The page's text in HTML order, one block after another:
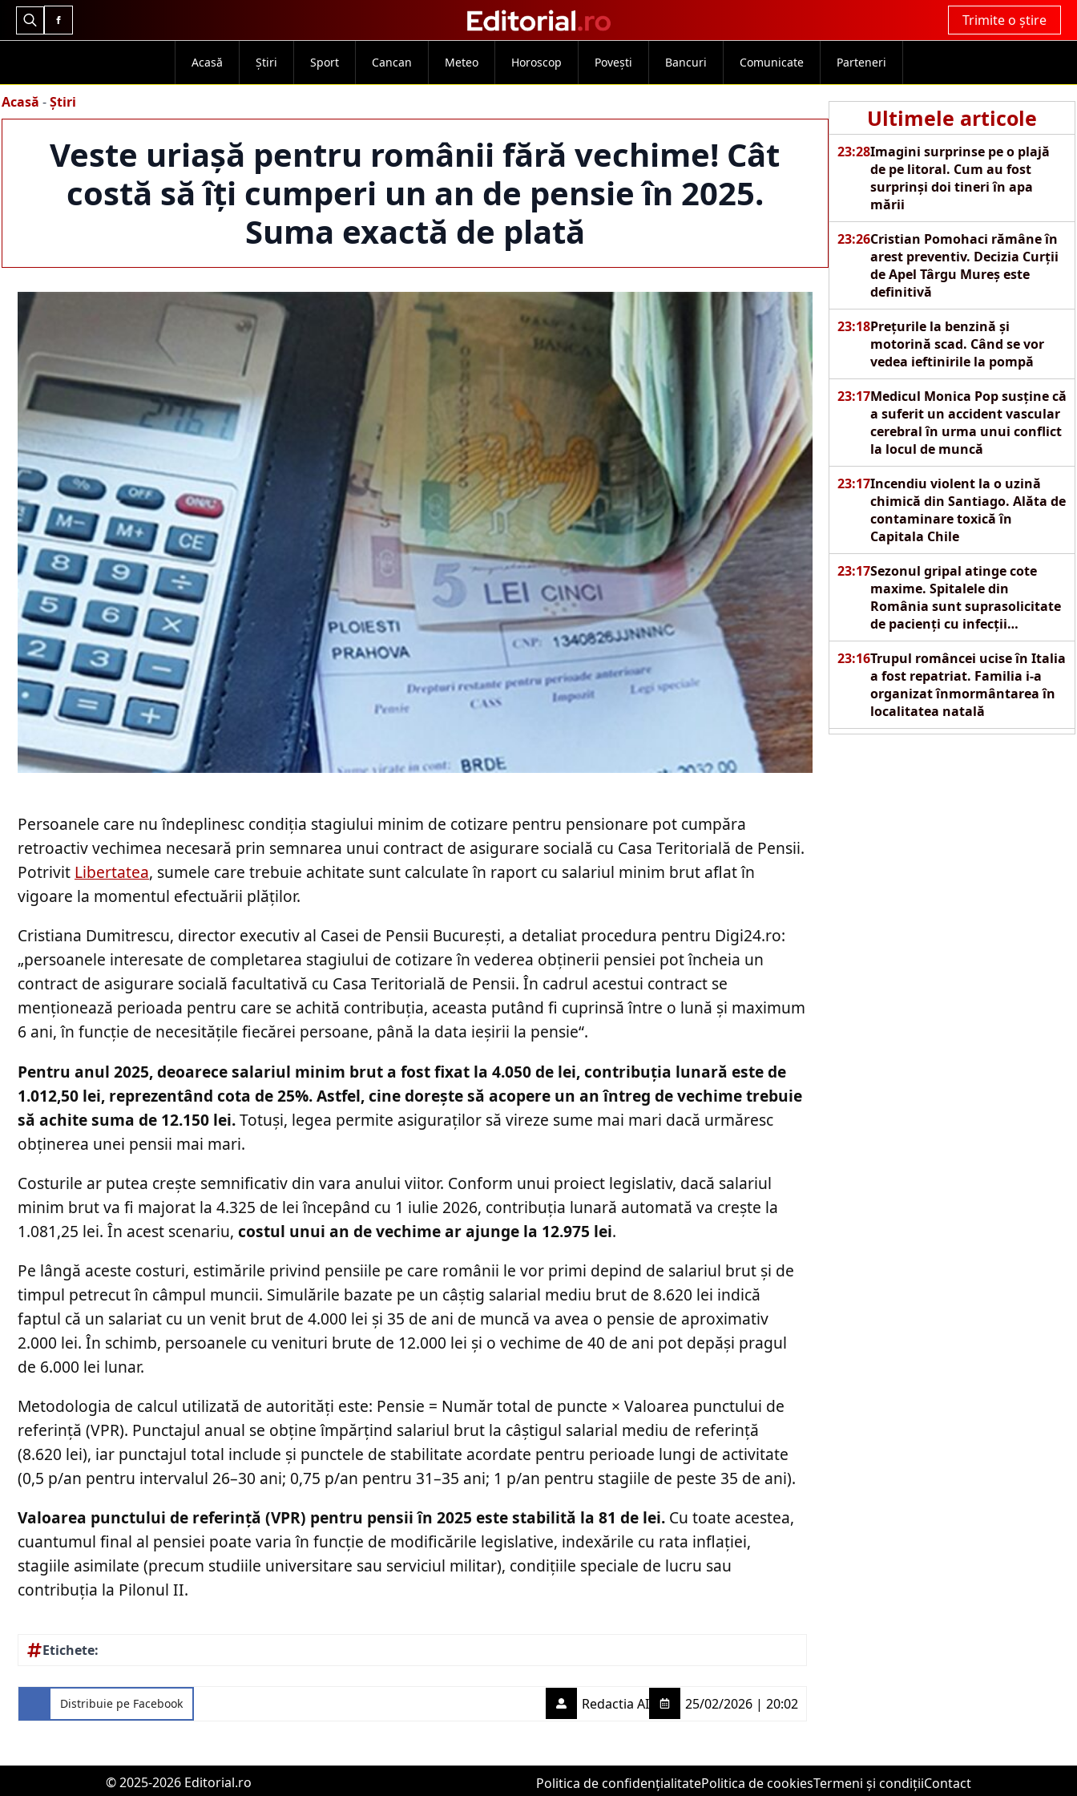
Search
Trimite o știre
Acasă Știri Sport Cancan Meteo Horoscop Povești Bancuri Comunicate Parteneri
Acasă -Știri
Veste uriașă pentru românii fără vechime! Cât
costă să îți cumperi un an de pensie în 2025.
Suma exactă de plată
Ultimele articole
23:28Imagini surprinse pe o plajă
de pe litoral. Cum au fost
surprinși doi tineri în apa
mării
23:26Cristian Pomohaci rămâne în
arest preventiv. Decizia Curții
de Apel Târgu Mureș este
definitivă
23:18Prețurile la benzină și
motorină scad. Când se vor
vedea ieftinirile la pompă
23:17Medicul Monica Pop susține că
a suferit un accident vascular
cerebral în urma unui conflict
la locul de muncă
23:17Incendiu violent la o uzină
chimică din Santiago. Alăta de
contaminare toxică în
Capitala Chile
23:17Sezonul gripal atinge cote
maxime. Spitalele din
România sunt suprasolicitate
de pacienți cu infecții
respiratorii acute
23:16Trupul româncei ucise în Italia
a fost repatriat. Familia i-a
organizat înmormântarea în
localitatea natală
Persoanele care nu îndeplinesc condiția stagiului minim de cotizare pentru pensionare pot cumpăra
retroactiv vechimea necesară prin semnarea unui contract de asigurare socială cu Casa Teritorială de Pensii.
Potrivit Libertatea, sumele care trebuie achitate sunt calculate în raport cu salariul minim brut aflat în
vigoare la momentul efectuării plăților.
Cristiana Dumitrescu, director executiv al Casei de Pensii București, a detaliat procedura pentru Digi24.ro:
„persoanele interesate de completarea stagiului de cotizare în vederea obținerii pensiei pot încheia un
contract de asigurare socială facultativă cu Casa Teritorială de Pensii. În cadrul acestui contract se
menționează perioada pentru care se achită contribuția, aceasta putând fi cuprinsă între o lună și maximum
6 ani, în funcție de necesitățile fiecărei persoane, până la data ieșirii la pensie“.
Pentru anul 2025, deoarece salariul minim brut a fost fixat la 4.050 de lei, contribuția lunară este de
1.012,50 lei, reprezentând cota de 25%. Astfel, cine dorește să acopere un an întreg de vechime trebuie
să achite suma de 12.150 lei.Totuși, legea permite asiguraților să vireze sume mai mari dacă urmăresc
obținerea unei pensii mai mari.
Costurile ar putea crește semnificativ din vara anului viitor. Conform unui proiect legislativ, dacă salariul
minim brut va fi majorat la 4.325 de lei începând cu 1 iulie 2026, contribuția lunară automată va crește la
1.081,25 lei. În acest scenariu, costul unui an de vechime ar ajunge la 12.975 lei.
Pe lângă aceste costuri, estimările privind pensiile pe care românii le vor primi depind de salariul brut și de
timpul petrecut în câmpul muncii. Simulările bazate pe un câștig salarial mediu brut de 8.620 lei indică
faptul că un salariat cu un venit brut de 4.000 lei și 35 de ani de muncă va avea o pensie de aproximativ
2.000 lei. În schimb, persoanele cu venituri brute de 12.000 lei și o vechime de 40 de ani pot depăși pragul
de 6.000 lei lunar.
Metodologia de calcul utilizată de autorități este: Pensie = Număr total de puncte × Valoarea punctului de
referință (VPR). Punctajul anual se obține împărțind salariul brut la câștigul salarial mediu de referință
(8.620 lei), iar punctajul total include și punctele de stabilitate acordate pentru perioade lungi de activitate
(0,5 p/an pentru intervalul 26–30 ani; 0,75 p/an pentru 31–35 ani; 1 p/an pentru stagiile de peste 35 de ani).
Valoarea punctului de referință (VPR) pentru pensii în 2025 este stabilită la 81 de lei. Cu toate acestea,
cuantumul final al pensiei poate varia în funcție de modificările legislative, indexările cu rata inflației,
stagiile asimilate (precum studiile universitare sau serviciul militar), condițiile speciale de lucru sau
contribuția la Pilonul II.
Etichete:
Distribuie pe Facebook Redactia AI 25/02/2026 | 20:02
© 2025-2026 Editorial.ro Politica de confidențialitatePolitica de cookiesTermeni și condițiiContact